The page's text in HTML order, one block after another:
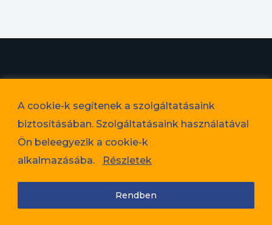
A cookie-k segítenek a szolgáltatásaink
biztosításában. Szolgáltatásaink használatával
Ön beleegyezik a cookie-k
alkalmazásába.
Részletek
Rendben
Adatvédelem
Cookie tájékoztató